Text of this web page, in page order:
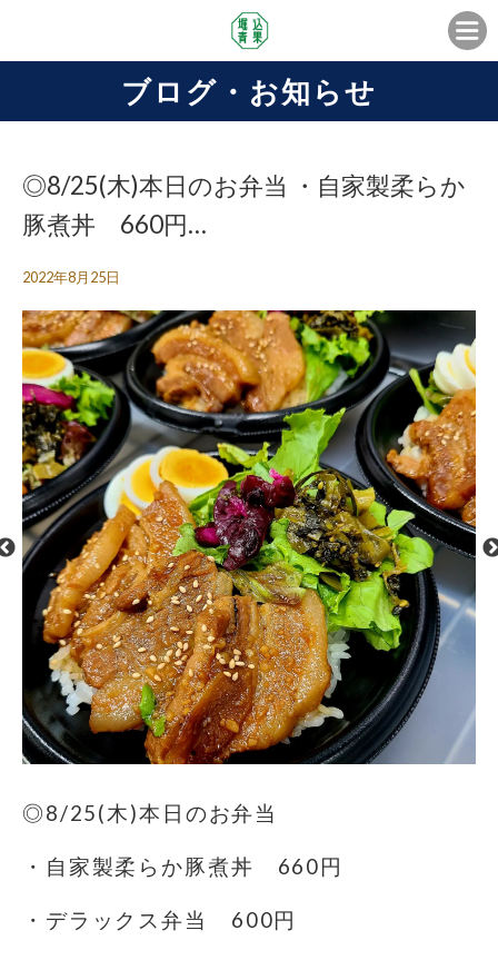
ブログ・お知らせ
◎8/25(木)本日のお弁当 ・自家製柔らか
豚煮丼 660円…
2022年8月25日
◎8/25(木)本日のお弁当
・自家製柔らか豚煮丼 660円
・デラックス弁当 600円